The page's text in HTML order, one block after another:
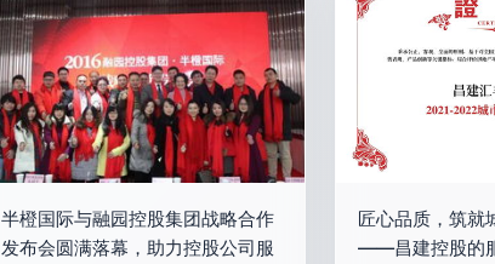
半橙国际与融园控股集团战略合作
发布会圆满落幕，助力控股公司服
匠心品质，筑就
——昌建控股的